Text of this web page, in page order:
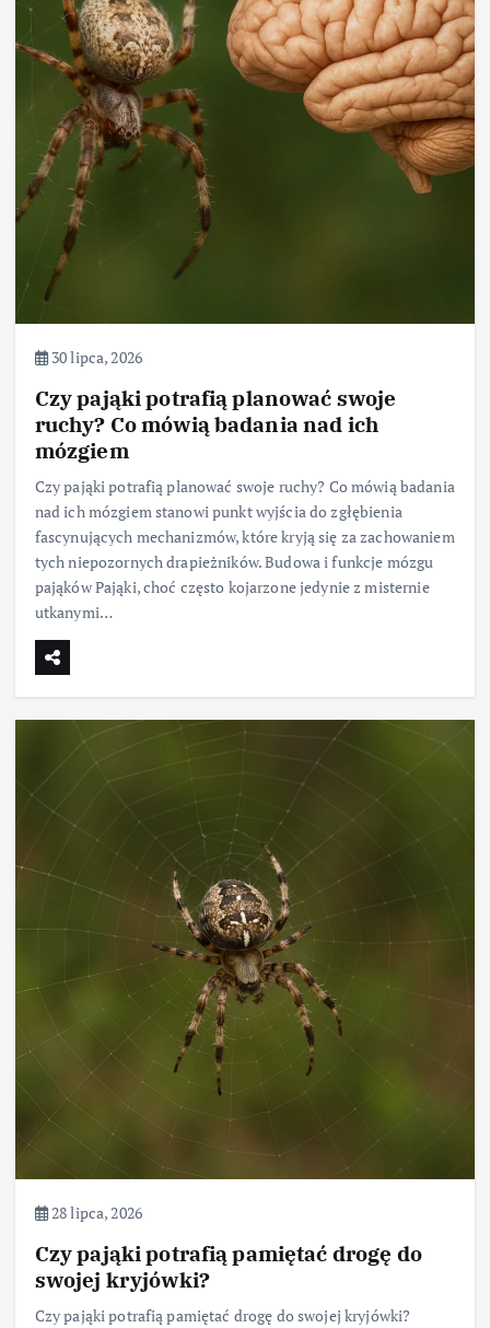
30 lipca, 2026
Czy pająki potrafią planować swoje
ruchy? Co mówią badania nad ich
mózgiem
Czy pająki potrafią planować swoje ruchy? Co mówią badania
nad ich mózgiem stanowi punkt wyjścia do zgłębienia
fascynujących mechanizmów, które kryją się za zachowaniem
tych niepozornych drapieżników. Budowa i funkcje mózgu
pająków Pająki, choć często kojarzone jedynie z misternie
utkanymi…
28 lipca, 2026
Czy pająki potrafią pamiętać drogę do
swojej kryjówki?
Czy pająki potrafią pamiętać drogę do swojej kryjówki?